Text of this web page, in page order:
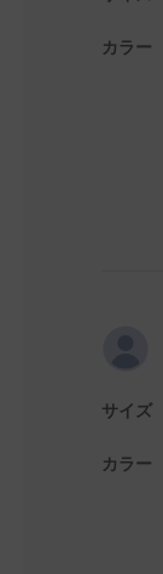
カラー
サイズ
カラー